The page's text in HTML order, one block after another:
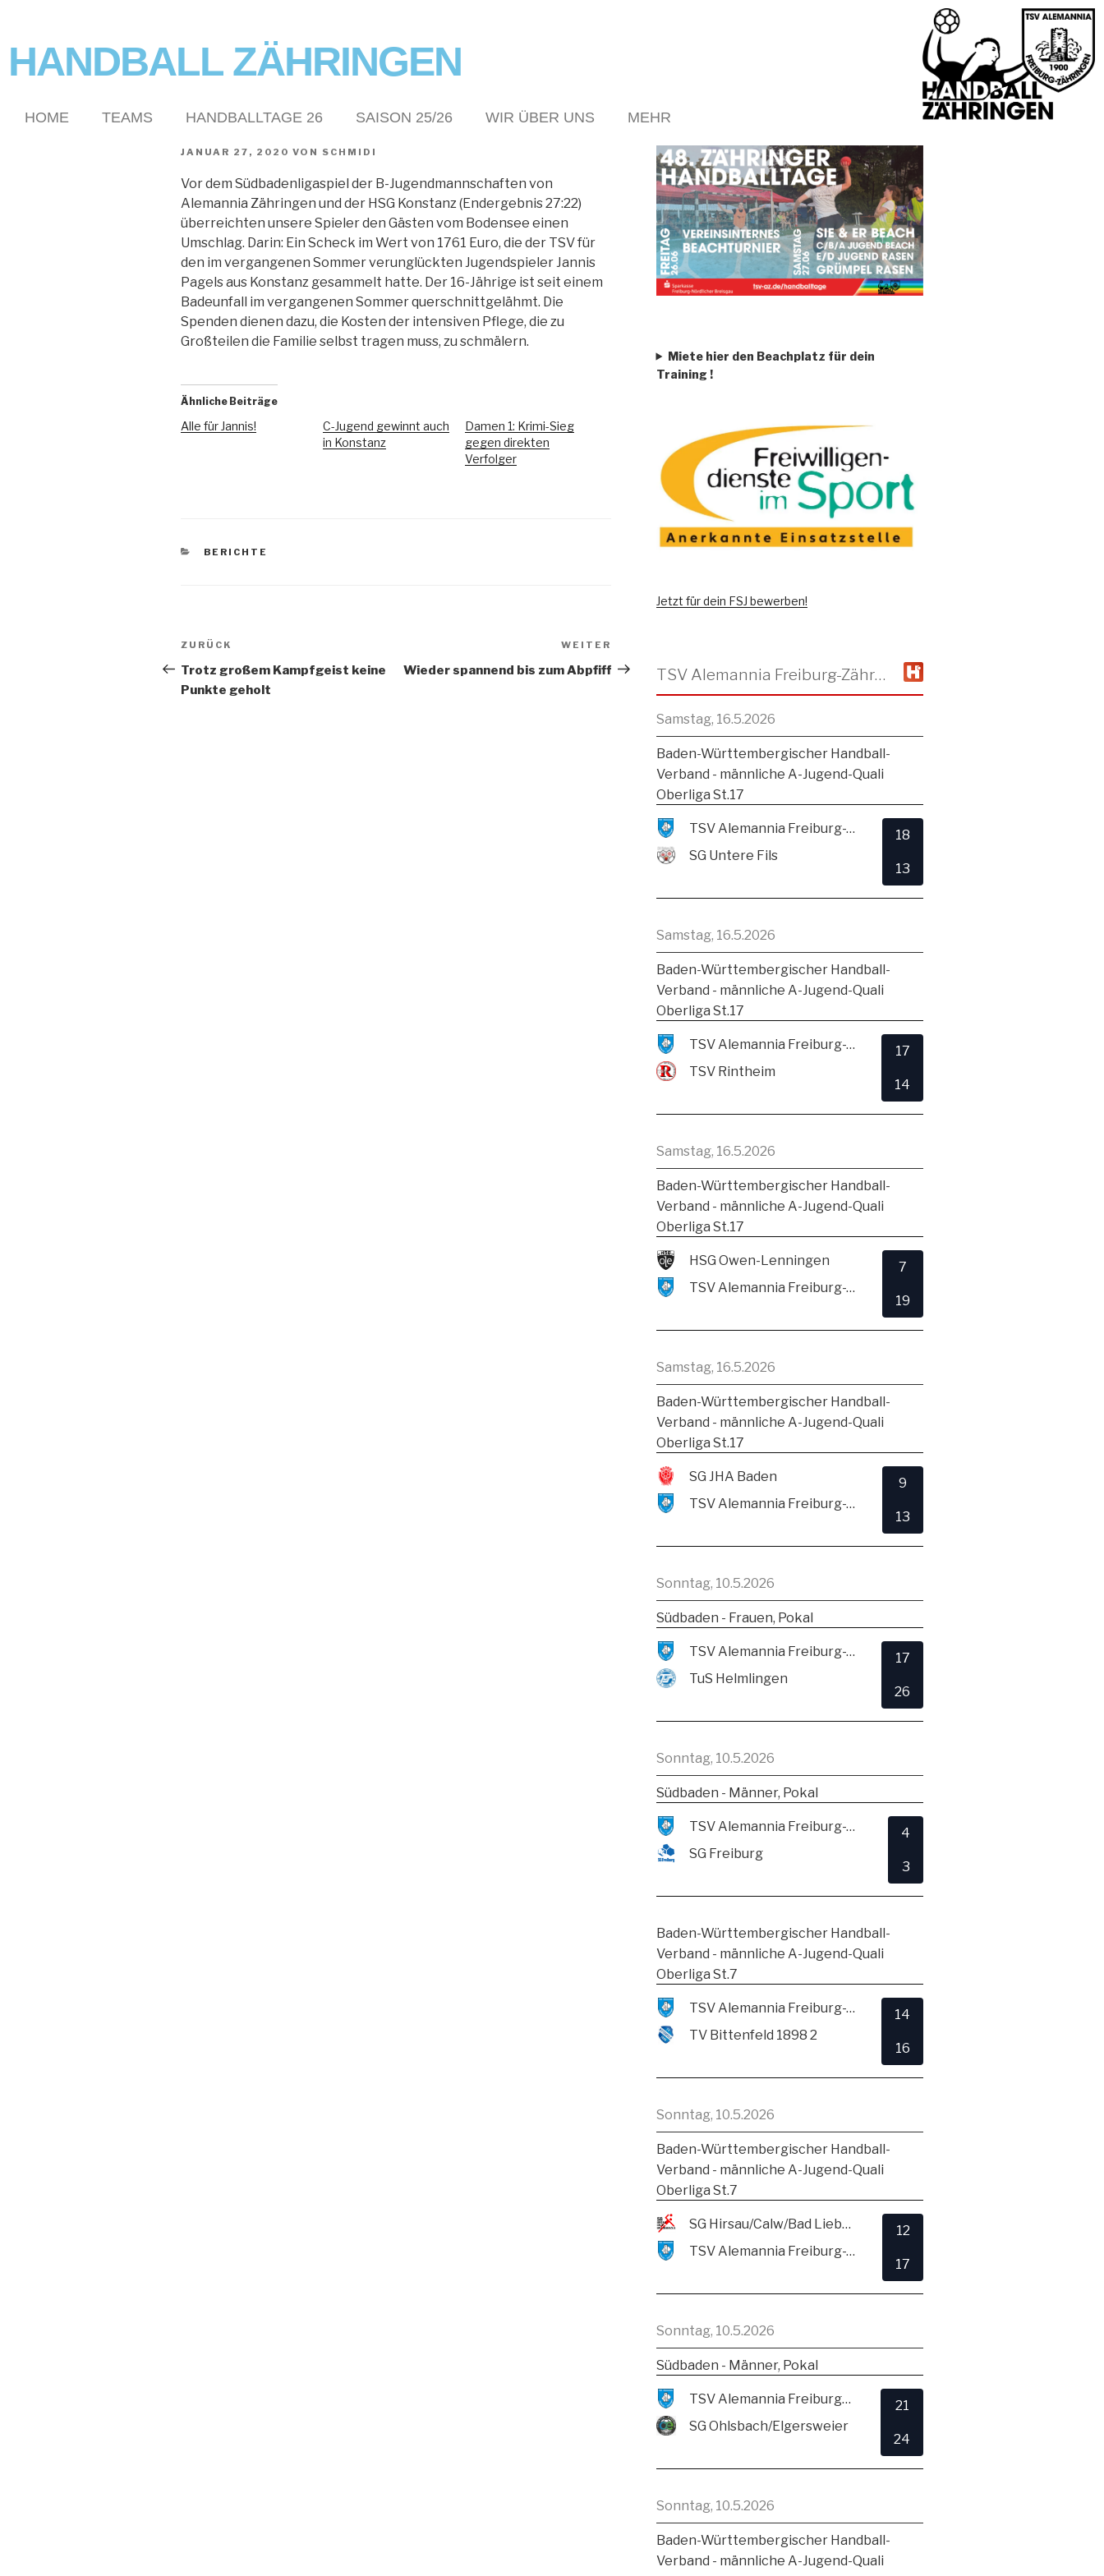
HANDBALL ZÄHRINGEN
HOME TEAMS HANDBALLTAGE 26 SAISON 25/26 WIR ÜBER UNS MEHR
JANUAR 27, 2020 VON SCHMIDI
Vor dem Südbadenligaspiel der B-Jugendmannschaften von
Alemannia Zähringen und der HSG Konstanz (Endergebnis 27:22)
überreichten unsere Spieler den Gästen vom Bodensee einen
Umschlag. Darin: Ein Scheck im Wert von 1761 Euro, die der TSV für
den im vergangenen Sommer verunglückten Jugendspieler Jannis
Pagels aus Konstanz gesammelt hatte. Der 16-Jährige ist seit einem
Badeunfall im vergangenen Sommer querschnittgelähmt. Die
Spenden dienen dazu, die Kosten der intensiven Pflege, die zu
Großteilen die Familie selbst tragen muss, zu schmälern.
Ähnliche Beiträge
Alle für Jannis!
C-Jugend gewinnt auch
in Konstanz
Damen 1: Krimi-Sieg
gegen direkten
Verfolger
BERICHTE
ZURÜCK
Trotz großem Kampfgeist keine
Punkte geholt
WEITER
Wieder spannend bis zum Abpfiff
Miete hier den Beachplatz für dein
Training !
Jetzt für dein FSJ bewerben!
TSV Alemannia Freiburg-Zähringen
Samstag, 16.5.2026
Baden-Württembergischer Handball-
Verband - männliche A-Jugend-Quali
Oberliga St.17
TSV Alemannia Freiburg-Zähringen
SG Untere Fils
18
13
Samstag, 16.5.2026
Baden-Württembergischer Handball-
Verband - männliche A-Jugend-Quali
Oberliga St.17
TSV Alemannia Freiburg-Zähringen
TSV Rintheim
17
14
Samstag, 16.5.2026
Baden-Württembergischer Handball-
Verband - männliche A-Jugend-Quali
Oberliga St.17
HSG Owen-Lenningen
TSV Alemannia Freiburg-Zähringen
7
19
Samstag, 16.5.2026
Baden-Württembergischer Handball-
Verband - männliche A-Jugend-Quali
Oberliga St.17
SG JHA Baden
TSV Alemannia Freiburg-Zähringen
9
13
Sonntag, 10.5.2026
Südbaden - Frauen, Pokal
TSV Alemannia Freiburg-Zähringen
TuS Helmlingen
17
26
Sonntag, 10.5.2026
Südbaden - Männer, Pokal
TSV Alemannia Freiburg-Zähringen
SG Freiburg
4
3
Baden-Württembergischer Handball-
Verband - männliche A-Jugend-Quali
Oberliga St.7
TSV Alemannia Freiburg-Zähringen
TV Bittenfeld 1898 2
14
16
Sonntag, 10.5.2026
Baden-Württembergischer Handball-
Verband - männliche A-Jugend-Quali
Oberliga St.7
SG Hirsau/Calw/Bad Liebenzell
TSV Alemannia Freiburg-Zähringen
12
17
Sonntag, 10.5.2026
Südbaden - Männer, Pokal
TSV Alemannia Freiburg-Zähringen
SG Ohlsbach/Elgersweier
21
24
Sonntag, 10.5.2026
Baden-Württembergischer Handball-
Verband - männliche A-Jugend-Quali